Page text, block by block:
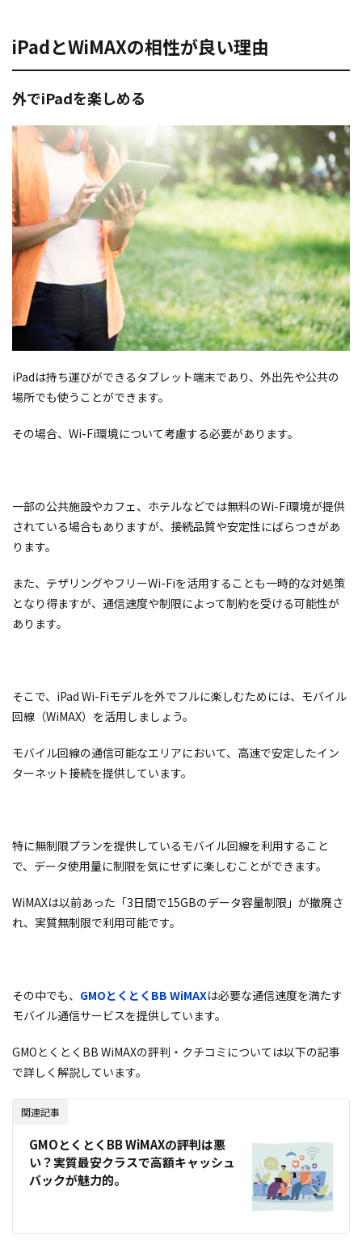
iPadとWiMAXの相性が良い理由
外でiPadを楽しめる
iPadは持ち運びができるタブレット端末であり、外出先や公共の
場所でも使うことができます。
その場合、Wi-Fi環境について考慮する必要があります。
一部の公共施設やカフェ、ホテルなどでは無料のWi-Fi環境が提供
されている場合もありますが、接続品質や安定性にばらつきがあ
ります。
また、テザリングやフリーWi-Fiを活用することも一時的な対処策
となり得ますが、通信速度や制限によって制約を受ける可能性が
あります。
そこで、iPad Wi-Fiモデルを外でフルに楽しむためには、モバイル
回線（WiMAX）を活用しましょう。
モバイル回線の通信可能なエリアにおいて、高速で安定したイン
ターネット接続を提供しています。
特に無制限プランを提供しているモバイル回線を利用すること
で、データ使用量に制限を気にせずに楽しむことができます。
WiMAXは以前あった「3日間で15GBのデータ容量制限」が撤廃さ
れ、実質無制限で利用可能です。
その中でも、 GMOとくとくBB WiMAXは必要な通信速度を満たす
モバイル通信サービスを提供しています。
GMOとくとくBB WiMAXの評判・クチコミについては以下の記事
で詳しく解説しています。
関連記事
GMOとくとくBB WiMAXの評判は悪
い？実質最安クラスで高額キャッシュ
バックが魅力的。